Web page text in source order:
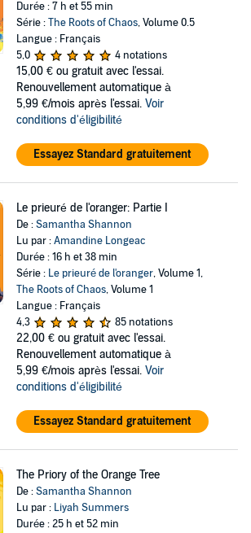
Durée : 7 h et 55 min
Série :The Roots of Chaos, Volume 0.5
Langue : Français
5,0
4 notations
15,00 € ou gratuit avec l'essai.
Renouvellement automatique à
5,99 €/mois après l'essai. Voir
conditions d'éligibilité
Essayez Standard gratuitement
Le prieuré de l'oranger: Partie I
De :Samantha Shannon
Lu par :Amandine Longeac
Durée : 16 h et 38 min
Série : Le prieuré de l'oranger, Volume 1,
The Roots of Chaos, Volume 1
Langue : Français
4,3
85 notations
22,00 € ou gratuit avec l'essai.
Renouvellement automatique à
5,99 €/mois après l'essai. Voir
conditions d'éligibilité
Essayez Standard gratuitement
The Priory of the Orange Tree
De :Samantha Shannon
Lu par : Liyah Summers
Durée : 25 h et 52 min